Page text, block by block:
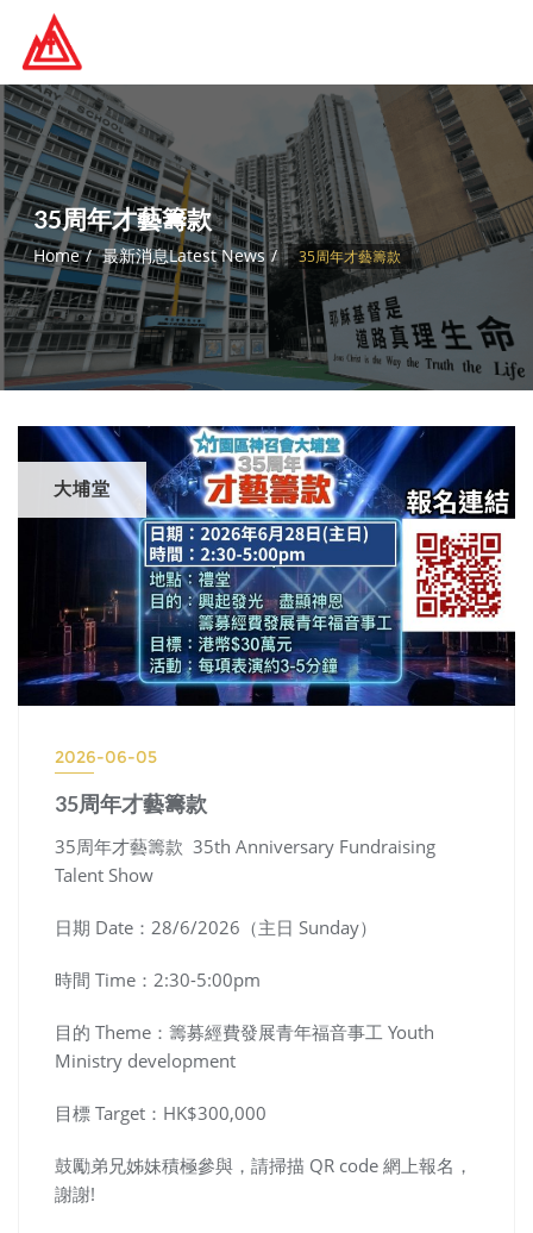
content
35周年才藝籌款
Home 最新消息Latest News 35周年才藝籌款
大埔堂
2026-06-05
35周年才藝籌款
35周年才藝籌款 35th Anniversary Fundraising
Talent Show
日期 Date：28/6/2026（主日 Sunday）
時間 Time：2:30-5:00pm
目的 Theme：籌募經費發展青年福音事工 Youth
Ministry development
目標 Target：HK$300,000
鼓勵弟兄姊妹積極參與，請掃描 QR code 網上報名，
謝謝!